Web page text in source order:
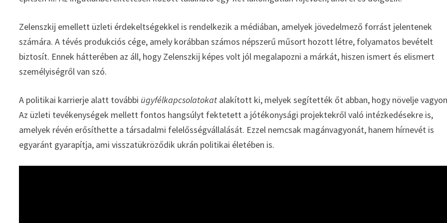
Zelenszkij emellett üzleti érdekeltségekkel is rendelkezik a médiában, amelyek jövedelmező forrást jelentenek
számára. A tévés produkciós cége, amely korábban számos népszerű műsort hozott létre, folyamatos bevételt
biztosít. Ennek hátterében az áll, hogy Zelenszkij képes volt jól megalapozni a márkát, hiszen ismert és elismert
személyiségről van szó.
A politikai karrierje alatt további ügyfélkapcsolatokat alakított ki, melyek segítették őt abban, hogy növelje
Az üzleti tevékenységek mellett fontos hangsúlyt fektetett a jótékonysági projektekről való intézkedésekre is,
amelyek révén erősíthette a társadalmi felelősségvállalását. Ezzel nemcsak magánvagyonát, hanem hírnevét is
egyaránt gyarapítja, ami visszatükröződik ukrán politikai életében is.